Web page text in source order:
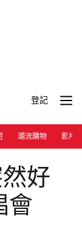
登記
潮流購物 影片
好
會